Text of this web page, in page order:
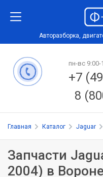
Авторазборка,
пн-вс 9:00-
+7
8
Главная Каталог Jaguar
Запчасти
2004) в